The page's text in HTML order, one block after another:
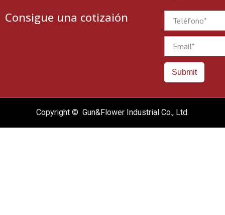
Consigue una cotizaión
Submit
Copyright © Gun&Flower Industrial Co., Ltd.